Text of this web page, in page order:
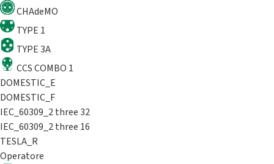
CHAdeMO
TYPE 1
TYPE 3A
CCS COMBO 1
DOMESTIC_E
DOMESTIC_F
IEC_60309_2 three 32
IEC_60309_2 three 16
TESLA_R
Operatore